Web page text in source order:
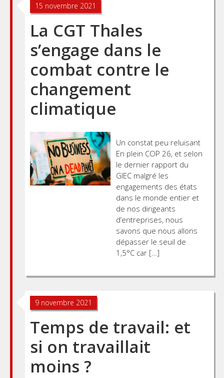
15 novembre 2021
La CGT Thales
s’engage dans le
combat contre le
changement
climatique
Un constat peu reluisant
En plein COP 26, et selon
le dernier rapport du
GIEC malgré les
engagements des états
dans le monde entier et
de nos dirigeants
d’entreprises, nous
savons que nous allons
dépasser le seuil de
1,5°C car […]
9 novembre 2021
Temps de travail: et
si on travaillait
moins ?